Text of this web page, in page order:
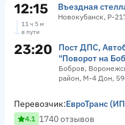
12:15 Въездная
Новокубанск, Р-
11 ч 5 м
в пути
23:20
Пост ДПС,
"Поворот на
Бобров,
район, М-4 Дон,
Перевозчик:ЕвроТранс
4.1 1740 отзывов